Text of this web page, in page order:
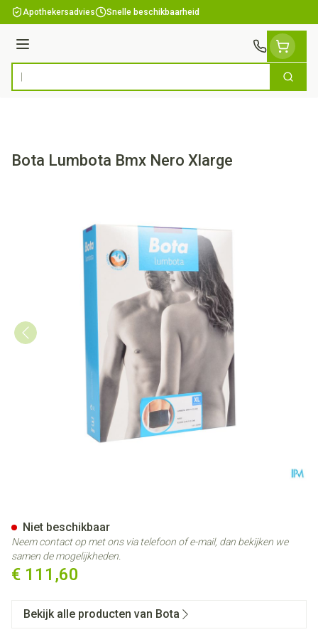
Ga naar de inhoud
Apothekersadvies Snelle beschikbaarheid
Menu
Product, merk, categorie... Zoek
Bota Lumbota Bmx Nero Xlarge
€ 111,60
Niet beschikbaar
Neem contact op met ons via telefoon of e-mail, dan bekijken we
samen de mogelijkheden.
Bekijk alle producten van Bota